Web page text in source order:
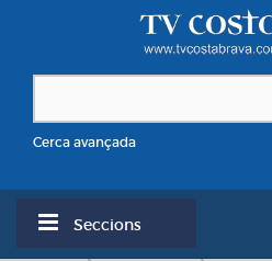
Cerca avançada
Seccions